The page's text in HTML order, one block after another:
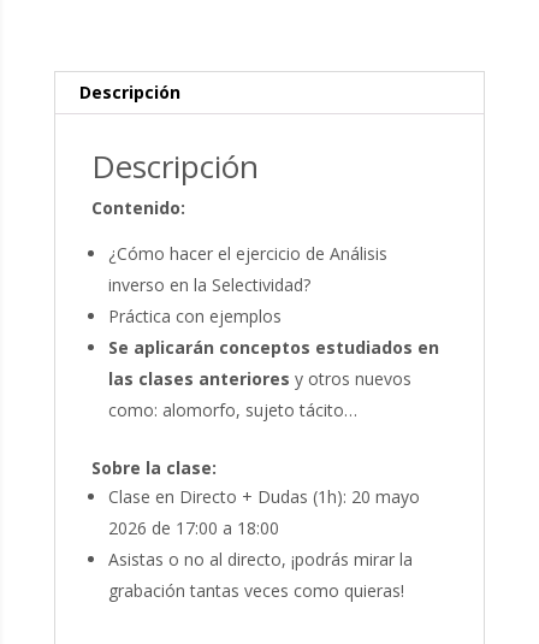
Descripción
Descripción
Contenido:
¿Cómo hacer el ejercicio de Análisis
inverso en la Selectividad?
Práctica con ejemplos
Se aplicarán conceptos estudiados en
las clases anteriores y otros nuevos
como: alomorfo, sujeto tácito…
Sobre la clase:
Clase en Directo + Dudas (1h): 20 mayo
2026 de 17:00 a 18:00
Asistas o no al directo, ¡podrás mirar la
grabación tantas veces como quieras!